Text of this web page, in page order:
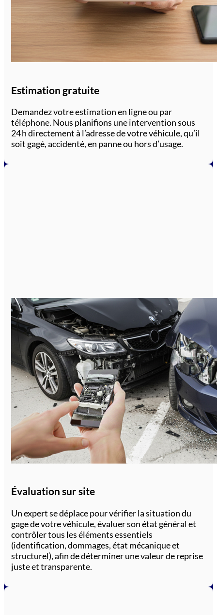
Estimation gratuite
Demandez votre estimation en ligne ou par
téléphone. Nous planifions une intervention sous
24 h directement à l’adresse de votre véhicule, qu’il
soit gagé, accidenté, en panne ou hors d’usage.
Évaluation sur site
Un expert se déplace pour vérifier la situation du
gage de votre véhicule, évaluer son état général et
contrôler tous les éléments essentiels
(identification, dommages, état mécanique et
structurel), afin de déterminer une valeur de reprise
juste et transparente.